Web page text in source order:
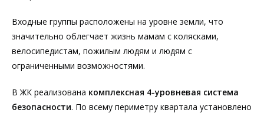
Входные группы расположены на уровне земли, что
значительно облегчает жизнь мамам с колясками,
велосипедистам, пожилым людям и людям с
ограниченными возможностями.
В ЖК реализована комплексная 4-уровневая система
безопасности. По всему периметру квартала установлено